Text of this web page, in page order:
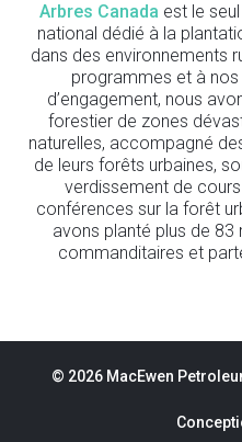
Arbres Canada est le
national dédié à la
dans des environnements
programmes et à
d’engagement, nous
forestier de zones
naturelles, accompagné
de leurs forêts urbaines,
verdissement de
conférences sur la forêt
avons planté plus de 83
commanditaires et
© 2026 MacEwen